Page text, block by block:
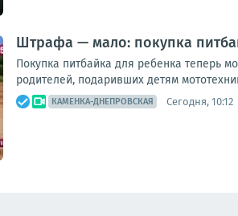
Штрафа — мало: покупка
Покупка питбайка для ребенка теперь
родителей, подаривших детям
КАМЕНКА-ДНЕПРОВСКАЯ Сегодня, 10:12